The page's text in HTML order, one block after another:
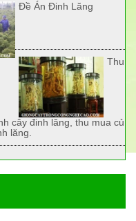
Đề Án Đinh Lăng
Thu
cây đinh lăng, thu mua củ
lăng.